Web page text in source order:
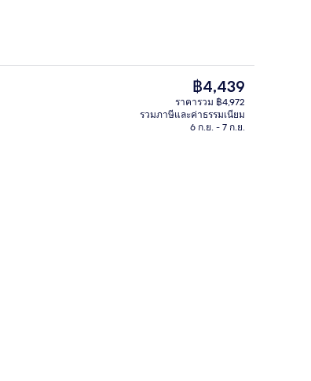
ารเช้า อาหารกลางวัน อาหารเย็น และบรันช์2 สระว่ายน้ำในร่ม, สระว่ายน้ำกลางแ
ราคา
ปัจจุบัน
฿4,439
฿4,439
ราคารวม ฿4,972
รวมภาษีและค่าธรรมเนียม
6 ก.ย. - 7 ก.ย.